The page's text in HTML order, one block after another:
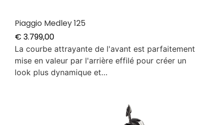
Piaggio Medley 125
€ 3.799,00
La courbe attrayante de l'avant est parfaitement
mise en valeur par l'arrière effilé pour créer un
look plus dynamique et…